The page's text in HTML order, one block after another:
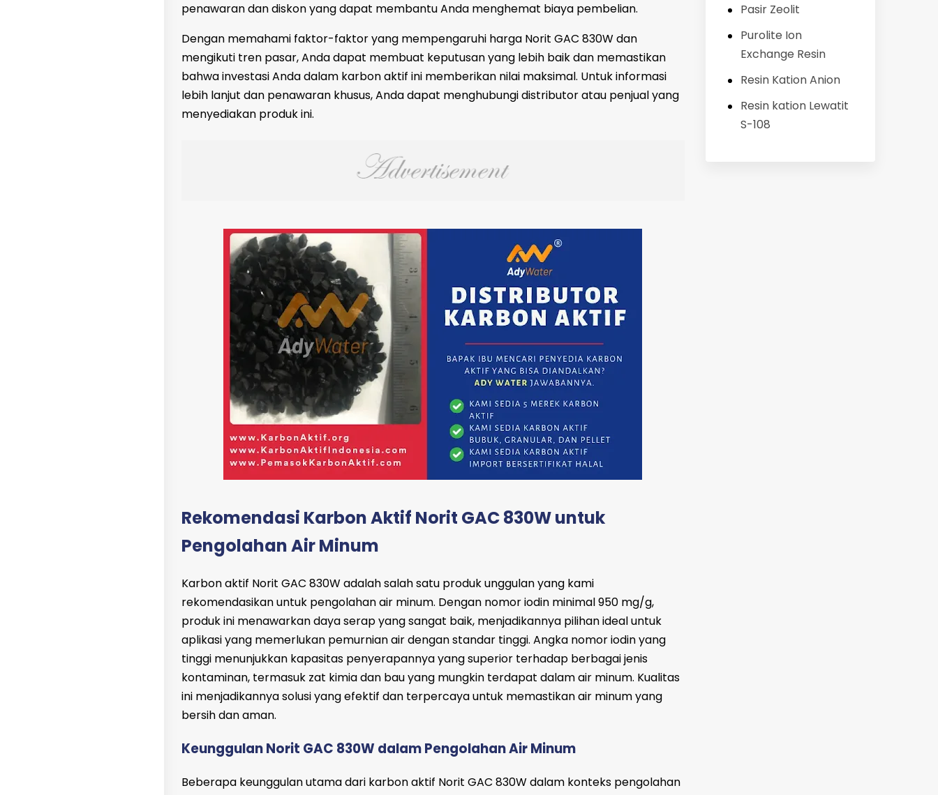
penawaran dan diskon yang dapat membantu Anda menghemat biaya pembelian.
Dengan memahami faktor-faktor yang mempengaruhi harga Norit GAC 830W dan
mengikuti tren pasar, Anda dapat membuat keputusan yang lebih baik dan memastikan
bahwa investasi Anda dalam karbon aktif ini memberikan nilai maksimal. Untuk informasi
lebih lanjut dan penawaran khusus, Anda dapat menghubungi distributor atau penjual yang
menyediakan produk ini.
Rekomendasi Karbon Aktif Norit GAC 830W untuk
Pengolahan Air Minum
Karbon aktif Norit GAC 830W adalah salah satu produk unggulan yang kami
rekomendasikan untuk pengolahan air minum. Dengan nomor iodin minimal 950 mg/g,
produk ini menawarkan daya serap yang sangat baik, menjadikannya pilihan ideal untuk
aplikasi yang memerlukan pemurnian air dengan standar tinggi. Angka nomor iodin yang
tinggi menunjukkan kapasitas penyerapannya yang superior terhadap berbagai jenis
kontaminan, termasuk zat kimia dan bau yang mungkin terdapat dalam air minum. Kualitas
ini menjadikannya solusi yang efektif dan terpercaya untuk memastikan air minum yang
bersih dan aman.
Keunggulan Norit GAC 830W dalam Pengolahan Air Minum
Beberapa keunggulan utama dari karbon aktif Norit GAC 830W dalam konteks pengolahan
Pasir Zeolit
Purolite Ion
Exchange Resin
Resin Kation Anion
Resin kation Lewatit
S-108